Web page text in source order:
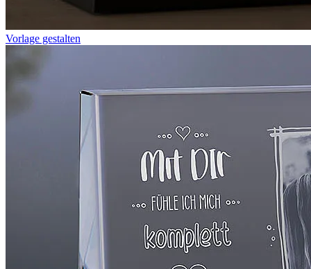
Vorlage gestalten